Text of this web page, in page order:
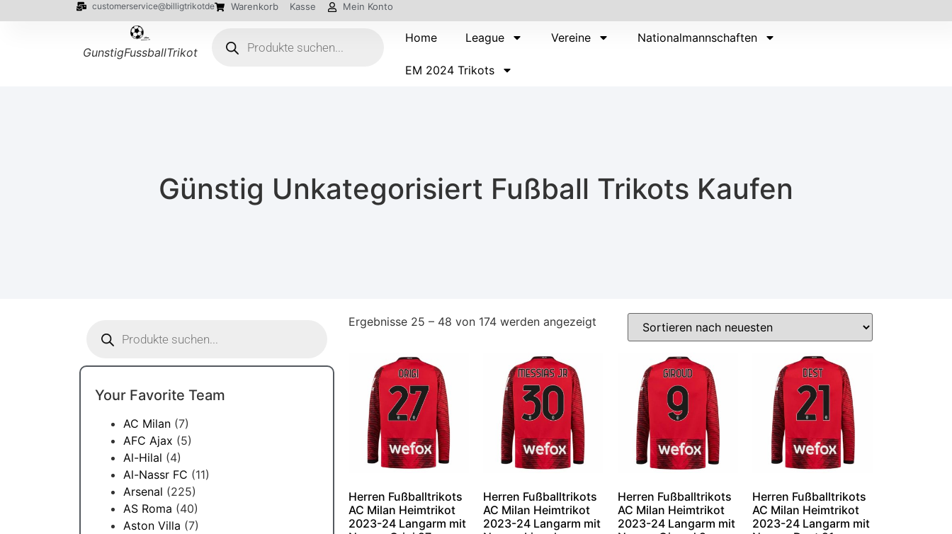
customerservice@billigtrikotde Warenkorb Kasse Mein Konto
GunstigFussballTrikot
Home League Vereine Nationalmannschaften
EM 2024 Trikots
Günstig Unkategorisiert Fußball Trikots Kaufen
Your Favorite Team
AC Milan (7)
AFC Ajax (5)
Al-Hilal (4)
Al-Nassr FC (11)
Arsenal (225)
AS Roma (40)
Aston Villa (7)
Ergebnisse 25 – 48 von 174 werden angezeigt
Herren Fußballtrikots
AC Milan Heimtrikot
2023-24 Langarm mit
Herren Fußballtrikots
AC Milan Heimtrikot
2023-24 Langarm mit
Herren Fußballtrikots
AC Milan Heimtrikot
2023-24 Langarm mit
Herren Fußballtrikots
AC Milan Heimtrikot
2023-24 Langarm mit